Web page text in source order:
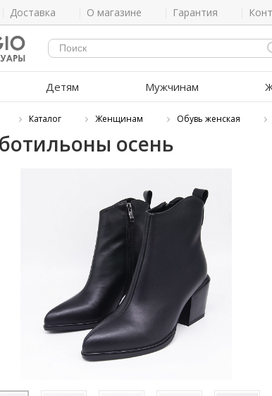
Доставка О магазине Гарантия
Детям Мужчинам
Каталог Женщинам Обувь женская
ботильоны осень